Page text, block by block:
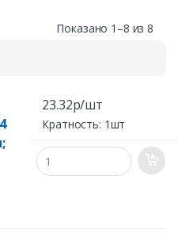
Показано 1–8 из 8
23.32р/шт
Кратность: 1шт